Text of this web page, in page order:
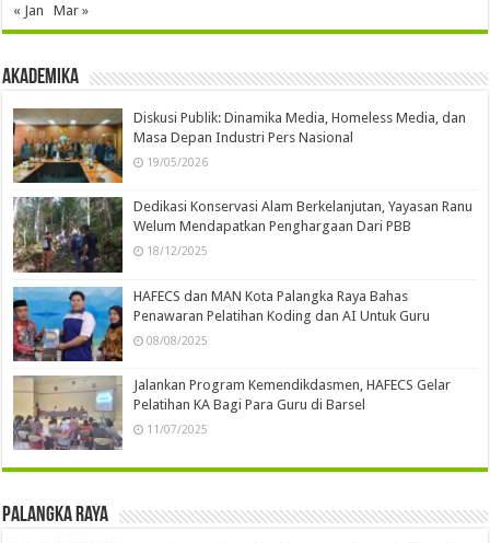
« Jan
Mar »
Akademika
Diskusi Publik: Dinamika Media, Homeless Media, dan
Masa Depan Industri Pers Nasional
19/05/2026
Dedikasi Konservasi Alam Berkelanjutan, Yayasan Ranu
Welum Mendapatkan Penghargaan Dari PBB
18/12/2025
HAFECS dan MAN Kota Palangka Raya Bahas
Penawaran Pelatihan Koding dan AI Untuk Guru
08/08/2025
Jalankan Program Kemendikdasmen, HAFECS Gelar
Pelatihan KA Bagi Para Guru di Barsel
11/07/2025
Palangka Raya